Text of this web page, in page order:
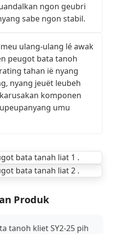
ngon geubri
sabe ngon stabil.
ulang-ulang lé awak
peugot bata tanoh
tahan ië nyang
nyang jeuët leubeh
komponen
umu
Produk
tanoh kliet SY2-25 pih